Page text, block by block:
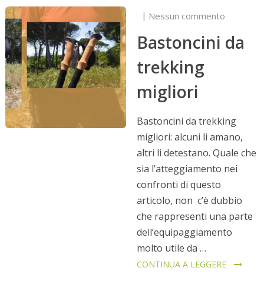
Nessun commento
Bastoncini da
trekking
migliori
Bastoncini da trekking
migliori: alcuni li amano,
altri li detestano. Quale che
sia l’atteggiamento nei
confronti di questo
articolo, non c’è dubbio
che rappresenti una parte
dell’equipaggiamento
molto utile da …
CONTINUA A LEGGERE